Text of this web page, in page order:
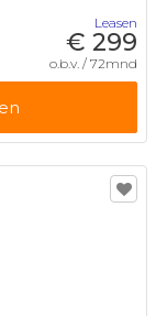
Leasen
€ 299
o.b.v. / 72mnd